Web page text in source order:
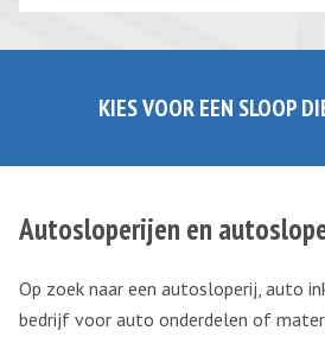
KIES VOOR EEN SLOOP
Autosloperijen en
Op zoek naar een autosloperij, auto
bedrijf voor auto onderdelen of